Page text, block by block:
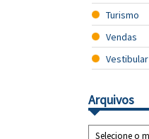
Turismo
Vendas
Vestibular
Arquivos